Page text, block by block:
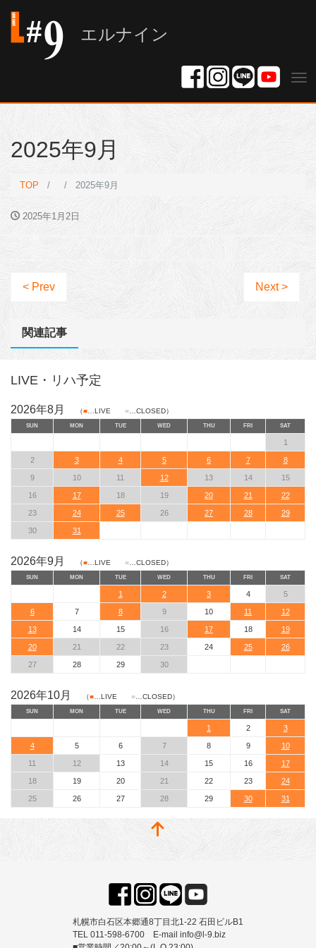
エルナイン
2025年9月
TOP 2025年9月
2025年1月2日
< Prev Next >
関連記事
LIVE・リハ予定
2026年8月 （■ …LIVE ■ …CLOSED）
SUN MON TUE WED THU FRI SAT
1
2 3 4 5 6 7 8
9 10 11 12 13 14 15
16 17 18 19 20 21 22
23 24 25 26 27 28 29
30 31
2026年9月 （■ …LIVE ■ …CLOSED）
SUN MON TUE WED THU FRI SAT
1 2 3 4 5
6 7 8 9 10 11 12
13 14 15 16 17 18 19
20 21 22 23 24 25 26
27 28 29 30
2026年10月 （■ …LIVE ■ …CLOSED）
SUN MON TUE WED THU FRI SAT
1 2 3
4 5 6 7 8 9 10
11 12 13 14 15 16 17
18 19 20 21 22 23 24
25 26 27 28 29 30 31
札幌市白石区本郷通8丁目北1-22 石田ビルB1
TEL 011-598-6700 E-mail info@l-9.biz